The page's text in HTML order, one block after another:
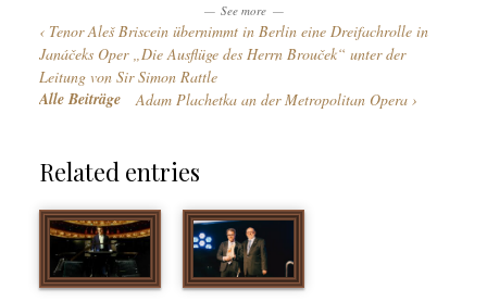
r
i
e
n
g
w
ö
r
r
c
h
e
n
See more
Tenor Aleš Briscein übernimmt in Berlin eine Dreifachrolle in
Janáčeks Oper „Die Ausflüge des Herrn Brouček“ unter der
Leitung von Sir Simon Rattle
Alle Beiträge Adam Plachetka an der Metropolitan Opera
Related entries